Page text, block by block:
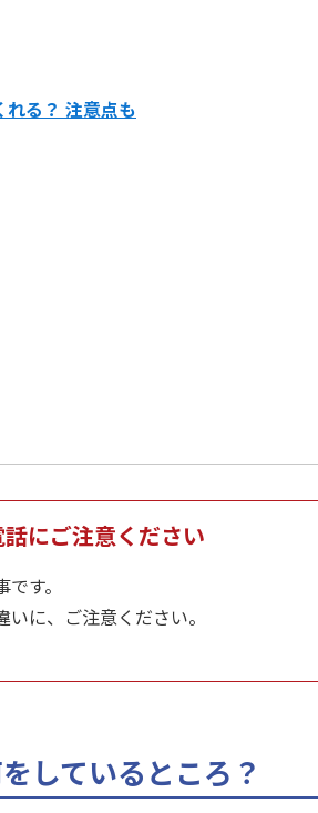
る？ 注意点も
にご注意ください
す。
に、ご注意ください。
しているところ？